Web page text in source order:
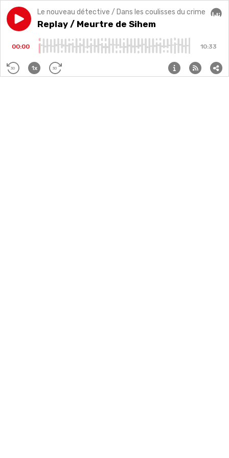
Play episodeReplay / Meurtre de Sihem
Le nouveau détective / Dans les coulisses du crime
Replay / Meurtre de Sihem
00:00 10:33
30 1x 30